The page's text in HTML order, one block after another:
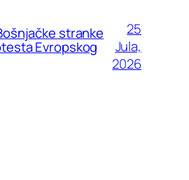
stranke
Evropskog
25
Jula,
2026